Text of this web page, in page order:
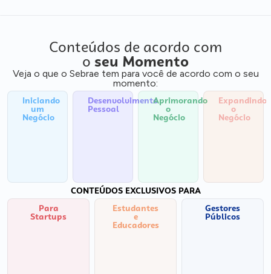
Conteúdos de acordo com
o seu Momento
Veja o que o Sebrae tem para você de acordo com o seu
momento:
Iniciando
um
Negócio
Desenvolvimento
Pessoal
Aprimorando
o
Negócio
Expandindo
o
Negócio
CONTEÚDOS EXCLUSIVOS PARA
Para
Startups
Estudantes
e
Educadores
Gestores
Públicos